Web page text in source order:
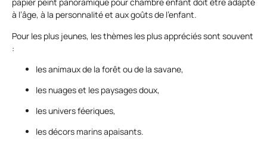
papier peint panoramique pour chambre enfant doit être adapté
à l’âge, à la personnalité et aux goûts de l’enfant.
Pour les plus jeunes, les thèmes les plus appréciés sont souvent
:
les animaux de la forêt ou de la savane,
les nuages et les paysages doux,
les univers féeriques,
les décors marins apaisants.